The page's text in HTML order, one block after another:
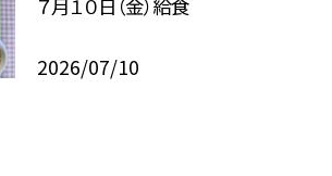
７月１０日（金）給食
2026/07/10